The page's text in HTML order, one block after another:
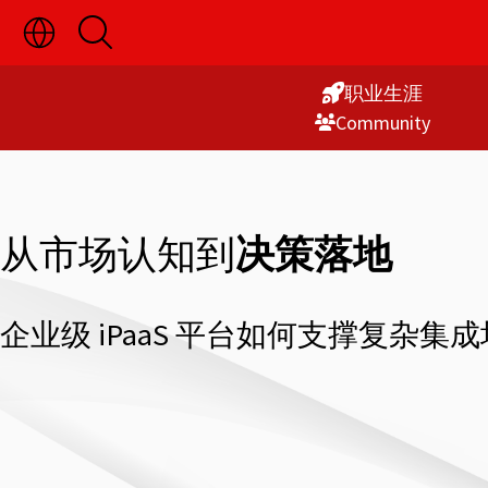
Skip
to
切
换
语
显
开
启
搜
职业生涯
Commu­nity
从市场认知到决策落地
企业级 iPaaS 平台如何支撑复杂集